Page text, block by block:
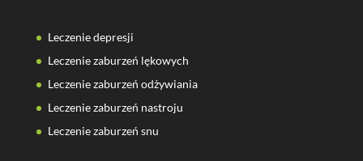
Leczenie depresji
Leczenie zaburzeń lękowych
Leczenie zaburzeń odżywiania
Leczenie zaburzeń nastroju
Leczenie zaburzeń snu